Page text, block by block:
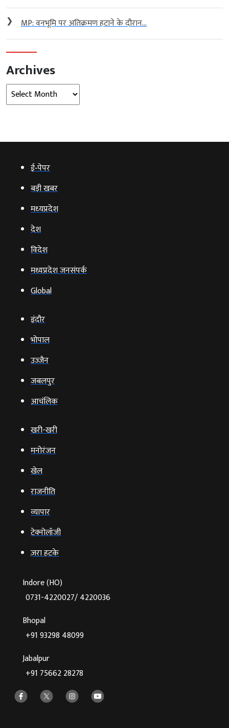
❯ MP: वनभूमि पर अतिक्रमण हटाने के दौरान...
Archives
Archives
ई‑पेपर
बड़ी खबर
मध्‍यप्रदेश
देश
विदेश
मध्यप्रदेश जनसंपर्क
Global
इंदौर
भोपाल
उज्‍जैन
जबलपुर
आचंलिक
खरी-खरी
मनोरंजन
खेल
राजनीति
व्‍यापार
टेक्‍नोलॉजी
ज़रा हटके
Indore (HO)
0731-4220027/ 4220036
Bhopal
+91 93298 48099
Jabalpur
+91 75662 28278